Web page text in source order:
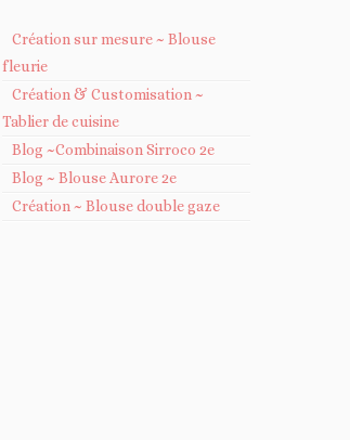
Création sur mesure ~ Blouse
fleurie
Création & Customisation ~
Tablier de cuisine
Blog ~Combinaison Sirroco 2e
Blog ~ Blouse Aurore 2e
Création ~ Blouse double gaze